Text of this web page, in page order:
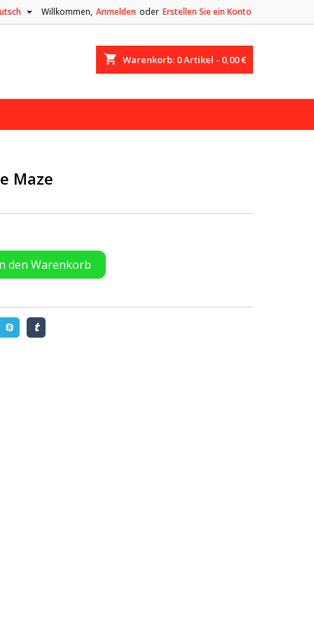
Willkommen, Anmelden oder Erstellen Sie ein Konto

shopping_cart Warenkorb: 0Artikel - 0,00 €
Maze
den Warenkorb